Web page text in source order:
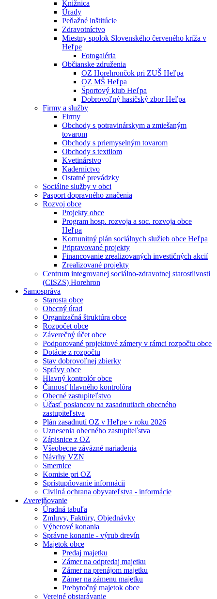
Knižnica
Úrady
Peňažné inštitúcie
Zdravotníctvo
Miestny spolok Slovenského červeného kríža v
Heľpe
Fotogaléria
Občianske združenia
OZ Horehrončok pri ZUŠ Heľpa
OZ MŠ Heľpa
Športový klub Heľpa
Dobrovoľný hasičský zbor Heľpa
Firmy a služby
Firmy
Obchody s potravinárskym a zmiešaným
tovarom
Obchody s priemyselným tovarom
Obchody s textilom
Kvetinárstvo
Kaderníctvo
Ostatné prevádzky
Sociálne služby v obci
Pasport dopravného značenia
Rozvoj obce
Projekty obce
Program hosp. rozvoja a soc. rozvoja obce
Heľpa
Komunitný plán sociálnych služieb obce Heľpa
Pripravované projekty
Financovanie zrealizovaných investičných akcií
Zrealizované projekty
Centrum integrovanej sociálno-zdravotnej starostlivosti
(CISZS) Horehron
Samospráva
Starosta obce
Obecný úrad
Organizačná štruktúra obce
Rozpočet obce
Záverečný účet obce
Podporované projektové zámery v rámci rozpočtu obce
Dotácie z rozpočtu
Stav dobrovoľnej zbierky
Správy obce
Hlavný kontrolór obce
Činnosť hlavného kontrolóra
Obecné zastupiteľstvo
Účasť poslancov na zasadnutiach obecného
zastupiteľstva
Plán zasadnutí OZ v Heľpe v roku 2026
Uznesenia obecného zastupiteľstva
Zápisnice z OZ
Všeobecne záväzné nariadenia
Návrhy VZN
Smernice
Komisie pri OZ
Sprístupňovanie informácii
Civilná ochrana obyvateľstva - informácie
Zverejňovanie
Úradná tabuľa
Zmluvy, Faktúry, Objednávky
Výberové konania
Správne konanie - výrub drevín
Majetok obce
Predaj majetku
Zámer na odpredaj majetku
Zámer na prenájom majetku
Zámer na zámenu majetku
Prebytočný majetok obce
Verejné obstarávanie